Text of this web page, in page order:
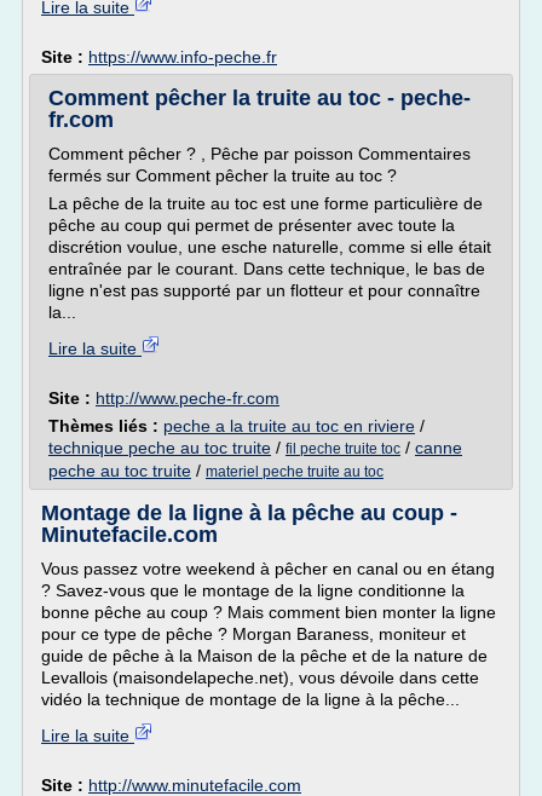
Lire la suite
Site : https://www.info-peche.fr
Comment pêcher la truite au toc - peche-
fr.com
Comment pêcher ? , Pêche par poisson Commentaires
fermés sur Comment pêcher la truite au toc ?
La pêche de la truite au toc est une forme particulière de
pêche au coup qui permet de présenter avec toute la
discrétion voulue, une esche naturelle, comme si elle était
entraînée par le courant. Dans cette technique, le bas de
ligne n'est pas supporté par un flotteur et pour connaître
la...
Lire la suite
Site : http://www.peche-fr.com
Thèmes liés : peche a la truite au toc en riviere /
technique peche au toc truite / fil peche truite toc / canne
peche au toc truite / materiel peche truite au toc
Montage de la ligne à la pêche au coup -
Minutefacile.com
Vous passez votre weekend à pêcher en canal ou en étang
? Savez-vous que le montage de la ligne conditionne la
bonne pêche au coup ? Mais comment bien monter la ligne
pour ce type de pêche ? Morgan Baraness, moniteur et
guide de pêche à la Maison de la pêche et de la nature de
Levallois (maisondelapeche.net), vous dévoile dans cette
vidéo la technique de montage de la ligne à la pêche...
Lire la suite
Site : http://www.minutefacile.com